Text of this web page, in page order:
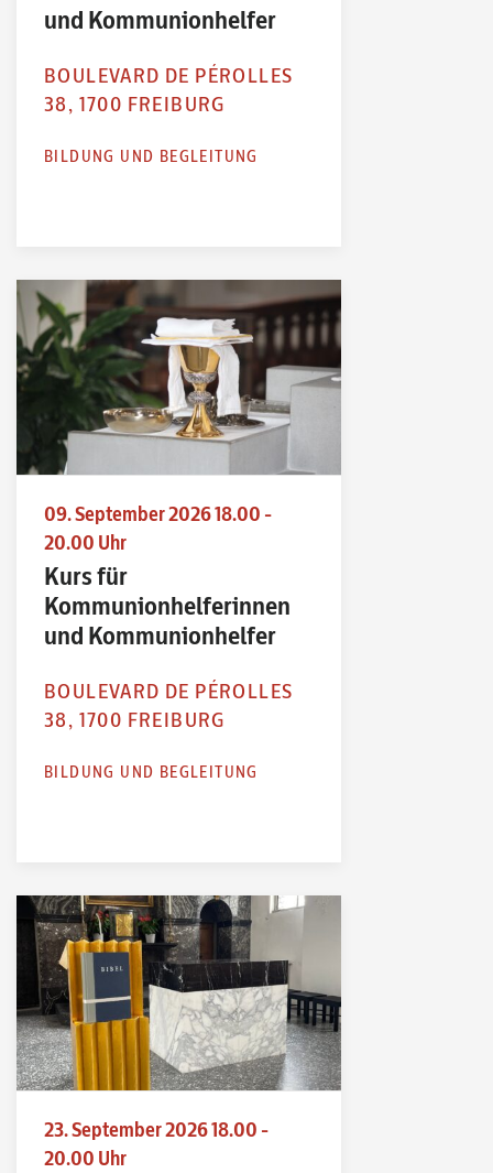
und Kommunionhelfer
BOULEVARD DE PÉROLLES
38, 1700 FREIBURG
BILDUNG UND BEGLEITUNG
09. September 2026 18.00 -
20.00 Uhr
Kurs für
Kommunionhelferinnen
und Kommunionhelfer
BOULEVARD DE PÉROLLES
38, 1700 FREIBURG
BILDUNG UND BEGLEITUNG
23. September 2026 18.00 -
20.00 Uhr